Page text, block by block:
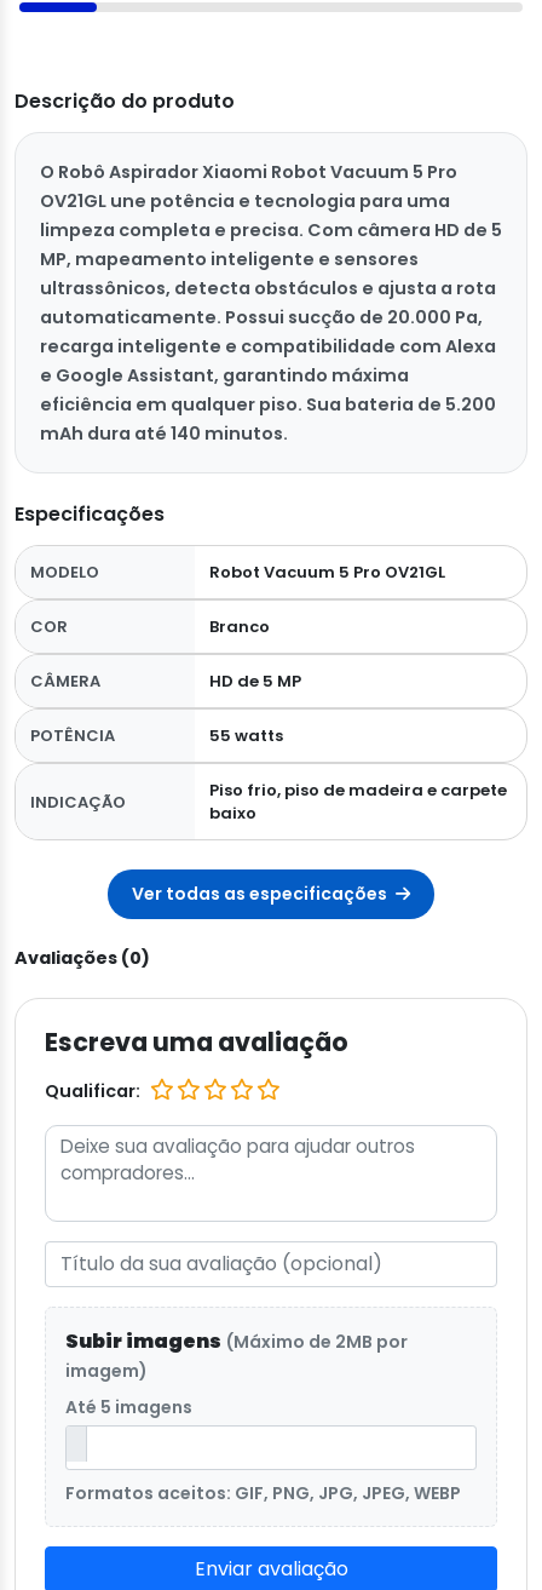
Descrição do produto
O Robô Aspirador Xiaomi Robot Vacuum 5 Pro
OV21GL une potência e tecnologia para uma
limpeza completa e precisa. Com câmera HD de 5
MP, mapeamento inteligente e sensores
ultrassônicos, detecta obstáculos e ajusta a rota
automaticamente. Possui sucção de 20.000 Pa,
recarga inteligente e compatibilidade com Alexa
e Google Assistant, garantindo máxima
eficiência em qualquer piso. Sua bateria de 5.200
mAh dura até 140 minutos.
Especificações
MODELO Robot Vacuum 5 Pro OV21GL
COR Branco
CÂMERA HD de 5 MP
POTÊNCIA 55 watts
INDICAÇÃO
Piso frio, piso de madeira e carpete
baixo
Ver todas as especificações
Avaliações (0)
Escreva uma avaliação
Qualificar:
Subir imagens (Máximo de 2MB por
imagem)
Até 5 imagens
Formatos aceitos: GIF, PNG, JPG, JPEG, WEBP
Enviar avaliação